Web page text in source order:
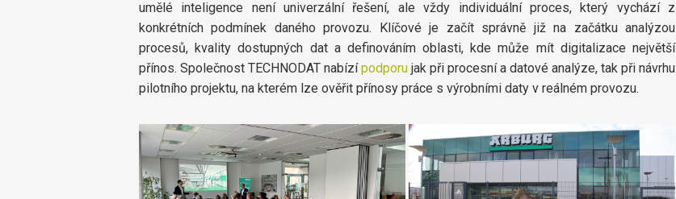
umělé inteligence není univerzální řešení, ale vždy individuální proces, který vychází z
konkrétních podmínek daného provozu. Klíčové je začít správně již na začátku analýzou
procesů, kvality dostupných dat a definováním oblasti, kde může mít digitalizace největší
přínos. Společnost TECHNODAT nabízípodporu jak při procesní a datové analýze, tak při návrhu
pilotního projektu, na kterém lze ověřit přínosy práce s výrobními daty v reálném provozu.